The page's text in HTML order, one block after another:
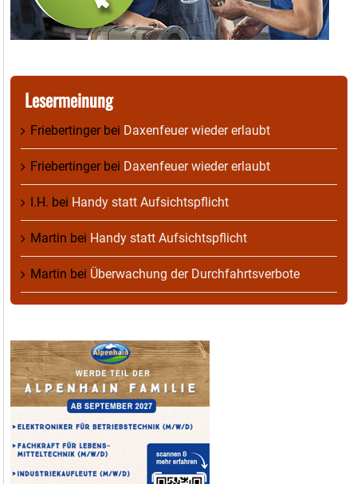
Lesermeinung
Friebertingerbei Daxenfeuer wieder erlaubt
Friebertingerbei Daxenfeuer wieder erlaubt
I.H. bei Handy statt Aufsichtspflicht
Martin bei Handy statt Aufsichtspflicht
Martin bei Überwachung der Durchfahrtsverbote